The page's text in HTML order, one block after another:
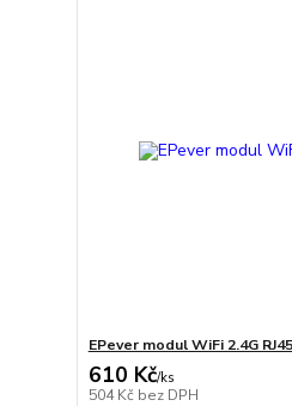
EPever modul WiFi 2.4G
610 Kč/ks
504 Kč bez DPH